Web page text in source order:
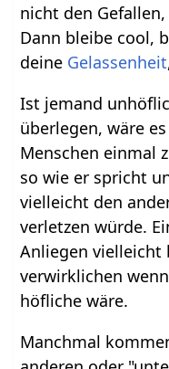
nicht den
Dann bleibe cool,
deine Gelassenheit
Ist jemand
überlegen, wäre
Menschen einmal
so wie er spricht
vielleicht den
verletzen würde.
Anliegen vielleicht
verwirklichen
höfliche wäre.
Manchmal